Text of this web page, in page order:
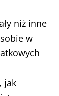
niż inne
w
jak